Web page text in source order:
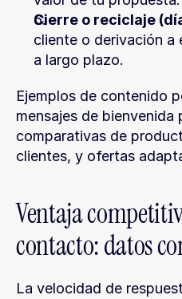
Cierre o reciclaje
cliente o derivación a
a largo plazo.
Ejemplos de contenido
mensajes de bienvenida
comparativas de
clientes, y ofertas
Ventaja
contacto: datos
La velocidad de